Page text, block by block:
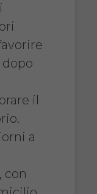
dopo
il
a
con